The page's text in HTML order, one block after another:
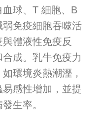
球、T 細胞、B
免疫細胞吞噬活
體液性免疫反
成。乳牛免疫力
環境炎熱潮溼，
感性增加，並提
生率。